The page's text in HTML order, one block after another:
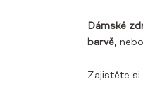
Dámské
barvě,
Zajistěte si